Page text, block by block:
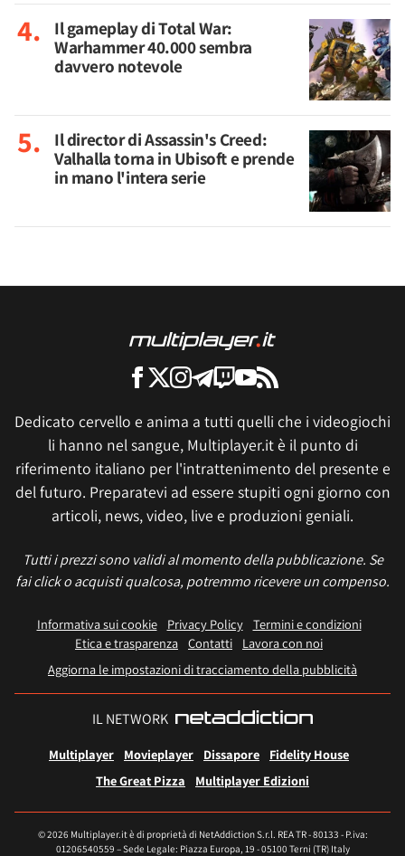
Il gameplay di Total War:
Warhammer 40.000 sembra
davvero notevole
Il director di Assassin's Creed:
Valhalla torna in Ubisoft e prende
in mano l'intera serie
Dedicato cervello e anima a tutti quelli che i videogiochi
li hanno nel sangue, Multiplayer.it è il punto di
riferimento italiano per l'intrattenimento del presente e
del futuro. Preparatevi ad essere stupiti ogni giorno con
articoli, news, video, live e produzioni geniali.
Tutti i prezzi sono validi al momento della pubblicazione. Se
fai click o acquisti qualcosa, potremmo ricevere un compenso.
Informativa sui cookie Privacy Policy
Termini e condizioni
Etica e trasparenza Contatti
Lavora con noi
Aggiorna le impostazioni di tracciamento della pubblicità
IL NETWORK
Multiplayer Movieplayer Dissapore
Fidelity House
The Great Pizza
Multiplayer Edizioni
© 2026 Multiplayer.it è di proprietà di NetAddiction S.r.l. REA TR - 80133 - P.iva:
01206540559 – Sede Legale: Piazza Europa, 19 - 05100 Terni (TR) Italy